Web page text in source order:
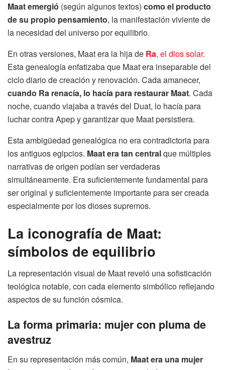
Maat emergió (según algunos textos) como el producto
de su propio pensamiento, la manifestación viviente de
la necesidad del universo por equilibrio.
En otras versiones, Maat era la hija de Ra, el dios solar.
Esta genealogía enfatizaba que Maat era inseparable del
ciclo diario de creación y renovación. Cada amanecer,
cuando Ra renacía, lo hacía para restaurar Maat. Cada
noche, cuando viajaba a través del Duat, lo hacía para
luchar contra Apep y garantizar que Maat persistiera.
Esta ambigüedad genealógica no era contradictoria para
los antiguos egipcios. Maat era tan centralque múltiples
narrativas de origen podían ser verdaderas
simultáneamente. Era suficientemente fundamental para
ser original y suficientemente importante para ser creada
especialmente por los dioses supremos.
La iconografía de Maat:
símbolos de equilibrio
La representación visual de Maat reveló una sofisticación
teológica notable, con cada elemento simbólico reflejando
aspectos de su función cósmica.
La forma primaria: mujer con pluma de
avestruz
En su representación más común, Maat era una mujer